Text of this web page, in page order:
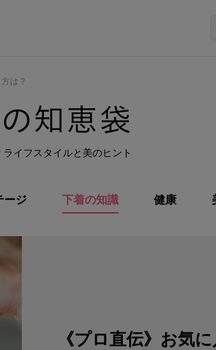
は？
イフスタイルと美のヒント
ージ 下着の知識 健康
《プロ直伝》お気